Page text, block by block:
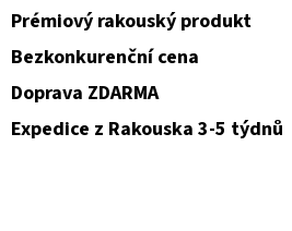
Prémiový rakouský produkt
Bezkonkurenční cena
Doprava ZDARMA
Expedice z Rakouska 3-5 týdnů